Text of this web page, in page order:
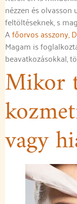
nézzen és
feltöltéseknek, s
Afőorvos asszony,
Magam is
beavatkozásokkal,
Mikor
vagy